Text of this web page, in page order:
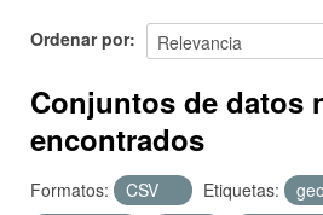
Acerca de
Ordenar por
Conjuntos de datos
encontrados
Formatos: CSV Etiquetas: